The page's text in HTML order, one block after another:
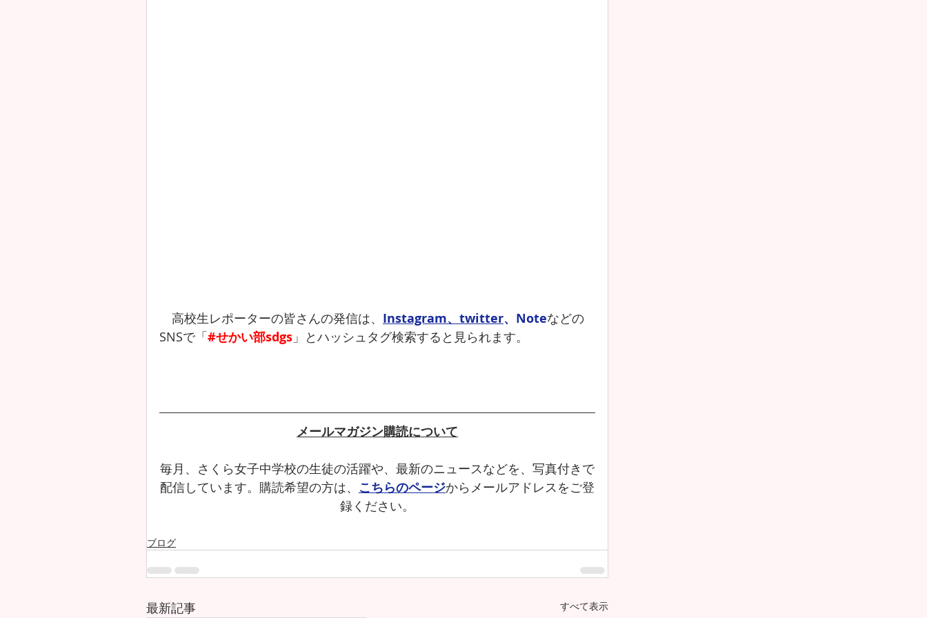
高校生レポーターの皆さんの発信は、 Instagram、 twitter、Noteなどの
SNSで「#せかい部sdgs 」とハッシュタグ検索すると見られます。
メールマガジン購読について
毎月、さくら女子中学校の生徒の活躍や、最新のニュースなどを、写真付きで
配信しています。購読希望の方は、 こちらのページからメールアドレスをご登
録ください。
ブログ
最新記事 すべて表示